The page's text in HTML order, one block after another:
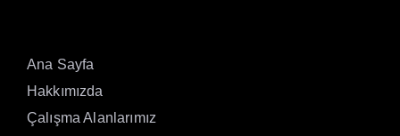
Ana Sayfa
Hakkımızda
Çalışma Alanlarımız